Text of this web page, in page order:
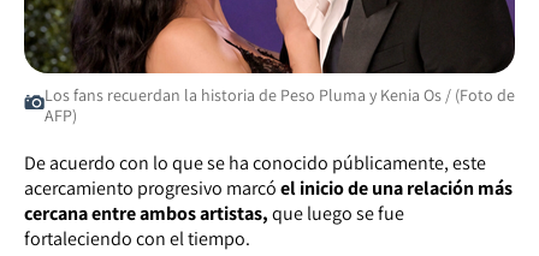
Los fans recuerdan la historia de Peso Pluma y Kenia Os / (Foto de
AFP)
De acuerdo con lo que se ha conocido públicamente, este
acercamiento progresivo marcóel inicio de una relación más
cercana entre ambos artistas,que luego se fue
fortaleciendo con el tiempo.